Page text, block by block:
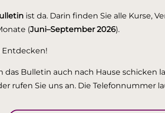
ist da. Darin finden Sie alle Kurse,
(Juni–September 2026).
Entdecken!
das Bulletin auch nach Hause schicken
rufen Sie uns an. Die Telefonnummer